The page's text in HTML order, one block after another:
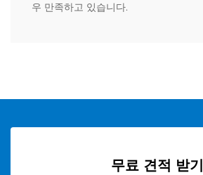
우 만족하고 있습니다.
무료 견적 받기